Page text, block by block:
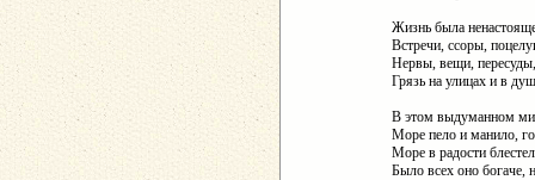
Жизнь была
Встречи, ссоры,
Нервы, вещи,
Грязь на улицах и в
В этом выдуманном
Море пело и манило,
Море в радости
Было всех оно богаче,